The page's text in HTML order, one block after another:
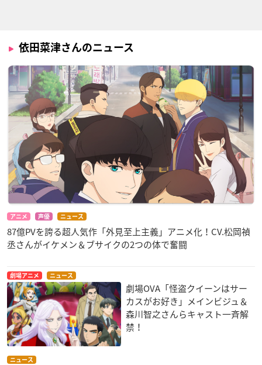
依田菜津さんのニュース
アニメ 声優 ニュース
87億PVを誇る超人気作「外見至上主義」アニメ化！CV.松岡禎
丞さんがイケメン＆ブサイクの2つの体で奮闘
劇場アニメ ニュース
劇場OVA「怪盗クイーンはサー
カスがお好き」メインビジュ＆
森川智之さんらキャスト一斉解
禁！
ニュース